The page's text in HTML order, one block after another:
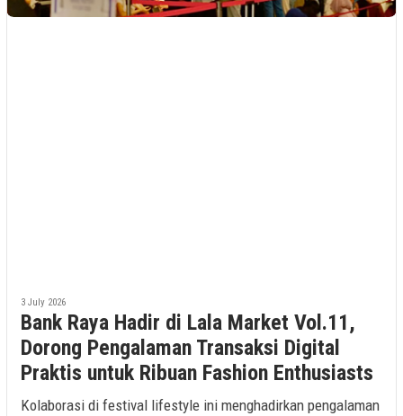
3 July 2026
Bank Raya Hadir di Lala Market Vol.11,
Dorong Pengalaman Transaksi Digital
Praktis untuk Ribuan Fashion Enthusiasts
Kolaborasi di festival lifestyle ini menghadirkan pengalaman